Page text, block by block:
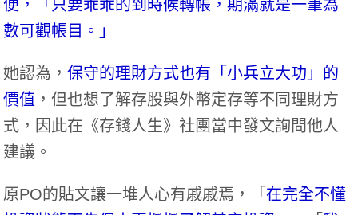
便，「只要乖乖的到時候轉帳，期滿就是一筆為
數可觀帳目。」
她認為，保守的理財方式也有「小兵立大功」的
價值 ，但也想了解存股與外幣定存等不同理財方
式，因此在《存錢人生》社團當中發文詢問他人
建議。
原PO的貼文讓一堆人心有戚戚焉，「 在完全不懂